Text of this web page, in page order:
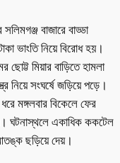
বাজারে বাড্ডা
ভাংতি নিয়ে বিরোধ হয়।
মিয়ার বাড়িতে হামলা
নিয়ে সংঘর্ষে জড়িয়ে পড়ে।
মঙ্গলবার বিকেলে ফের
ঘটনাস্থলে একাধিক ককটেল
ছড়িয়ে দেয়।